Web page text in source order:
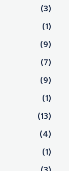
(3)
(1)
(9)
(7)
(9)
(1)
(13)
(4)
(1)